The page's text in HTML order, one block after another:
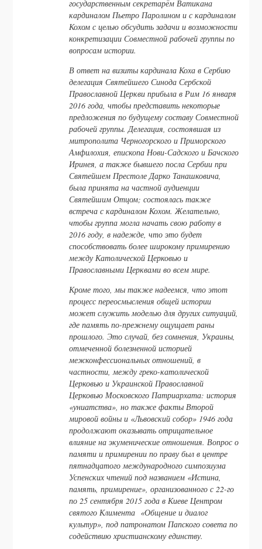
государственным секретарём Ватикана
кардиналом Пьетро Паролином и с кардиналом
Кохом с целью обсудить задачи и возможности
конкретизации Совместной рабочей группы по
вопросам истории.
В ответ на визиты кардинала Коха в Сербию
делегация Святейшего Синода Сербской
Православной Церкви прибыла в Рим 16 января
2016 года, чтобы представить некоторые
предложения по будущему составу Совместной
рабочей группы. Делегация, состоявшая из
митрополита Черногорского и Приморского
Амфилохия, епископа Нови-Садского и Бачского
Иринея, а также бывшего посла Сербии при
Святейшем Престоле Дарко Танашковича,
была принята на частной аудиенции
Святейшим Отцом; состоялась также
встреча с кардиналом Кохом. Желательно,
чтобы группа могла начать свою работу в
2016 году, в надежде, что это будет
способствовать более широкому примирению
между Католической Церковью и
Православными Церквами во всем мире.
Кроме того, мы также надеемся, что этот
процесс переосмысления общей истории
может служить моделью для других ситуаций,
где память по-прежнему ощущает раны
прошлого. Это случай, без сомнения, Украины,
отмеченной болезненной историей
межконфессиональных отношений, в
частности, между греко-католической
Церковью и Украинской Православной
Церковью Московского Патриархата: история
«униатства», но также факты Второй
мировой войны и «Львовский собор» 1946 года
продолжают оказывать отрицательное
влияние на экуменические отношения. Вопрос о
памяти и примирении по праву был в центре
пятнадцатого международного симпозиума
Успенских чтений под названием «Истина,
память, примирение», организованного с 22-го
по 25 сентября 2015 года в Киеве Центром
святого Климента «Общение и диалог
культур», под патронатом Папского совета по
содействию христианскому единству.